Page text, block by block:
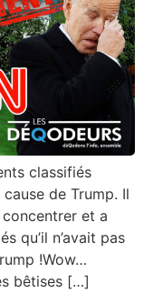
classifiés
de Trump. Il
et a
qu’il n’avait pas
!Wow…
bêtises […]